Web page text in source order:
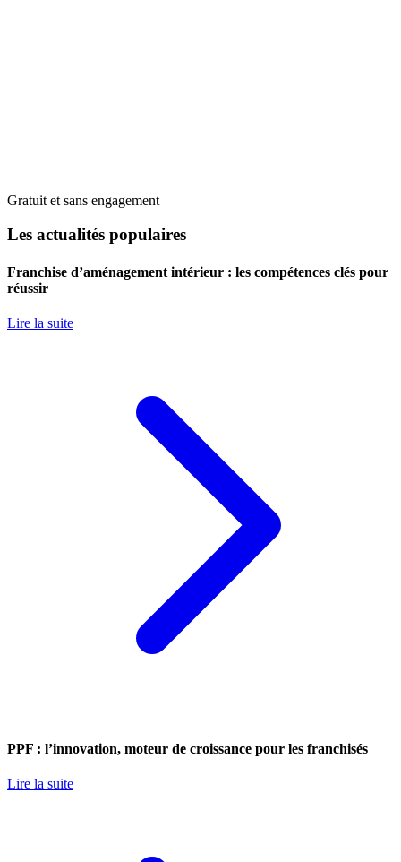
Gratuit et sans engagement
Les actualités populaires
Franchise d’aménagement intérieur : les compétences clés pour
réussir
Lire la suite
PPF : l’innovation, moteur de croissance pour les franchisés
Lire la suite